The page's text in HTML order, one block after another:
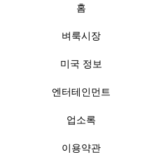
홈
벼룩시장
미국 정보
엔터테인먼트
업소록
이용약관